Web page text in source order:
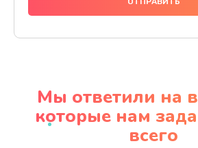
1490 руб.
Заказать
Замена кнопки Home
Мы ответили на
которые нам
всего